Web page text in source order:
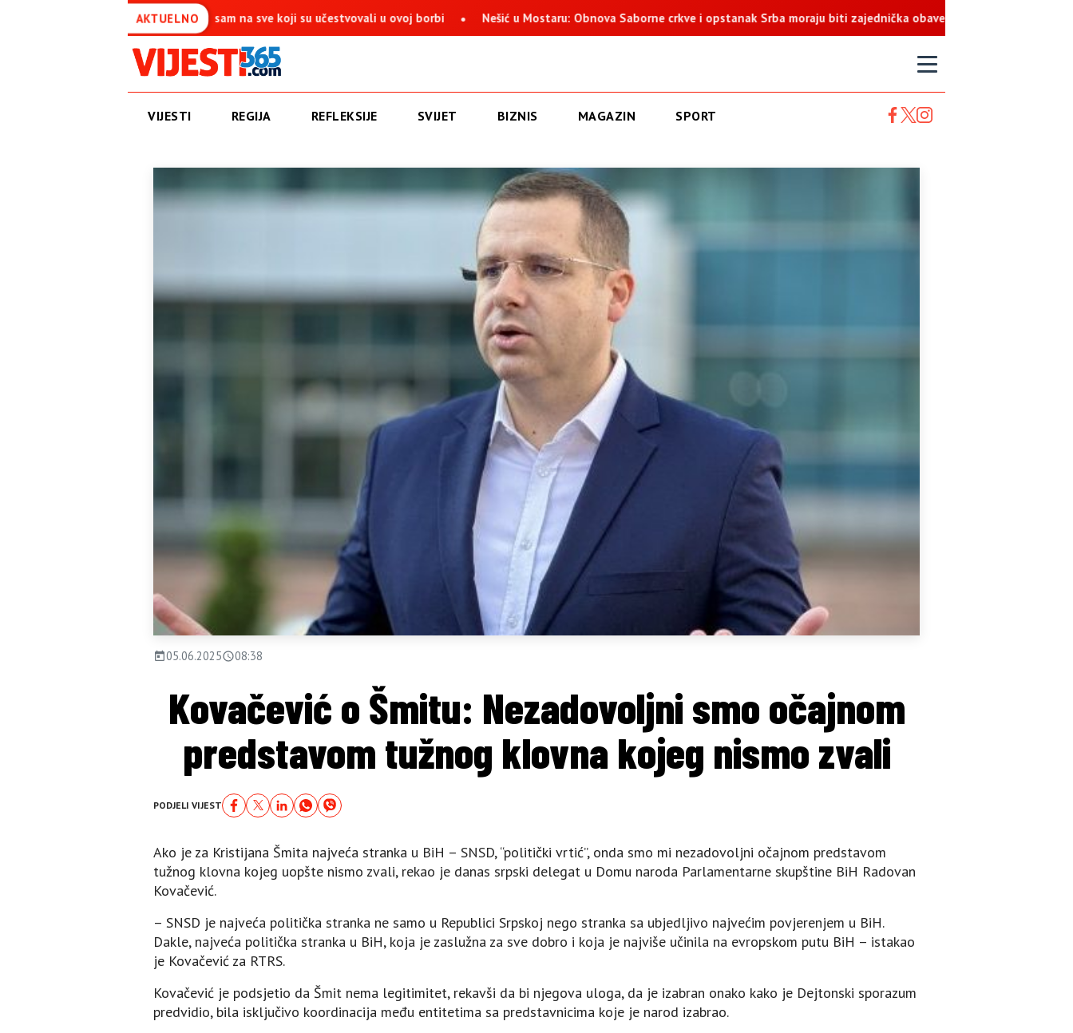
AKTUELNO
simbol pobjede – Ponosan sam na sve koji su učestvovali u ovoj borbi Nešić u Mostaru: Obnova Saborne crkve i opstanak Srba moraju biti zajednička obaveza
VIJESTI REGIJA REFLEKSIJE SVIJET BIZNIS MAGAZIN SPORT
05.06.2025 08:38
Kovačević o Šmitu: Nezadovoljni smo očajnom
predstavom tužnog klovna kojeg nismo zvali
PODJELI VIJEST
Ako je za Kristijana Šmita najveća stranka u BiH – SNSD, “politički vrtić”, onda smo mi nezadovoljni očajnom predstavom
tužnog klovna kojeg uopšte nismo zvali, rekao je danas srpski delegat u Domu naroda Parlamentarne skupštine BiH Radovan
Kovačević.
– SNSD je najveća politička stranka ne samo u Republici Srpskoj nego stranka sa ubjedljivo najvećim povjerenjem u BiH.
Dakle, najveća politička stranka u BiH, koja je zaslužna za sve dobro i koja je najviše učinila na evropskom putu BiH – istakao
je Kovačević za RTRS.
Kovačević je podsjetio da Šmit nema legitimitet, rekavši da bi njegova uloga, da je izabran onako kako je Dejtonski sporazum
predvidio, bila isključivo koordinacija među entitetima sa predstavnicima koje je narod izabrao.